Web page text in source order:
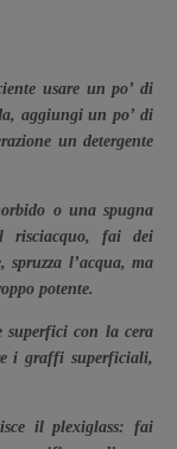
usare un po’ di
aggiungi un po’ di
un detergente
o una spugna
risciacquo, fai dei
l’acqua, ma
potente.
superfici con la cera
i graffi superficiali,
il plexiglass: fai